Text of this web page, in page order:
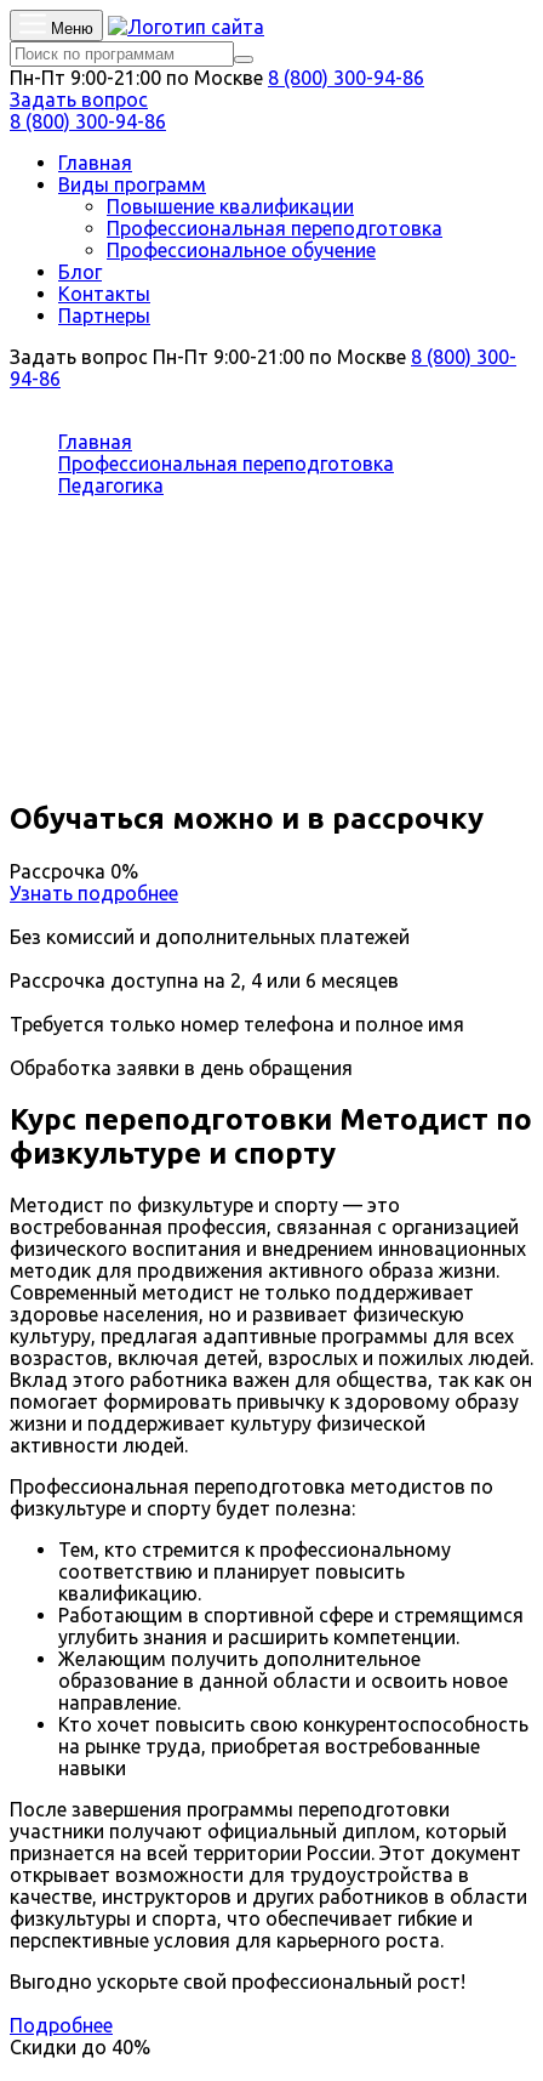
Меню
Пн-Пт 9:00-21:00 по Москве 8 (800) 300-94-86
Задать вопрос
8 (800) 300-94-86
Главная
Виды программ
Повышение квалификации
Профессиональная переподготовка
Профессиональное обучение
Блог
Контакты
Партнеры
Задать вопрос Пн-Пт 9:00-21:00 по Москве 8 (800) 300-
94-86
Главная
Профессиональная переподготовка
Педагогика
Обучаться можно и в рассрочку
Рассрочка 0%
Узнать подробнее
Без комиссий и дополнительных платежей
Рассрочка доступна на 2, 4 или 6 месяцев
Требуется только номер телефона и полное имя
Обработка заявки в день обращения
Курс переподготовки Методист по
физкультуре и спорту
Методист по физкультуре и спорту — это
востребованная профессия, связанная с организацией
физического воспитания и внедрением инновационных
методик для продвижения активного образа жизни.
Современный методист не только поддерживает
здоровье населения, но и развивает физическую
культуру, предлагая адаптивные программы для всех
возрастов, включая детей, взрослых и пожилых людей.
Вклад этого работника важен для общества, так как он
помогает формировать привычку к здоровому образу
жизни и поддерживает культуру физической
активности людей.
Профессиональная переподготовка методистов по
физкультуре и спорту будет полезна:
Тем, кто стремится к профессиональному
соответствию и планирует повысить
квалификацию.
Работающим в спортивной сфере и стремящимся
углубить знания и расширить компетенции.
Желающим получить дополнительное
образование в данной области и освоить новое
направление.
Кто хочет повысить свою конкурентоспособность
на рынке труда, приобретая востребованные
навыки
После завершения программы переподготовки
участники получают официальный диплом, который
признается на всей территории России. Этот документ
открывает возможности для трудоустройства в
качестве, инструкторов и других работников в области
физкультуры и спорта, что обеспечивает гибкие и
перспективные условия для карьерного роста.
Выгодно ускорьте свой профессиональный рост!
Подробнее
Скидки до 40%